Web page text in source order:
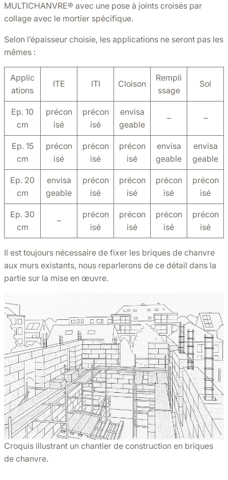
MULTICHANVRE®️ avec une pose à joints croisés par
collage avec le mortier spécifique.
Selon l’épaisseur choisie, les applications ne seront pas les
mêmes :
Applic
ations
ITE ITI Cloison
Rempli
ssage
Sol
Ep. 10
cm
précon
isé
précon
isé
envisa
geable
– –
Ep. 15
cm
précon
isé
précon
isé
précon
isé
envisa
geable
envisa
geable
Ep. 20
cm
envisa
geable
précon
isé
précon
isé
précon
isé
précon
isé
Ep. 30
cm
–
précon
isé
précon
isé
précon
isé
précon
isé
Il est toujours nécessaire de fixer les briques de chanvre
aux murs existants, nous reparlerons de ce détail dans la
partie sur la mise en œuvre.
Croquis illustrant un chantier de construction en briques
de chanvre.